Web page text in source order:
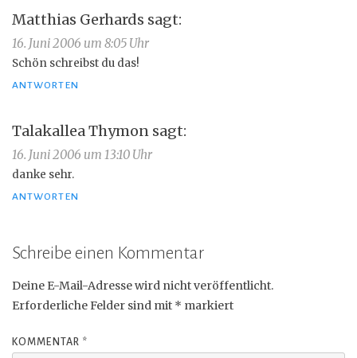
Matthias Gerhards sagt:
16. Juni 2006 um 8:05 Uhr
Schön schreibst du das!
ANTWORTEN
Talakallea Thymon sagt:
16. Juni 2006 um 13:10 Uhr
danke sehr.
ANTWORTEN
Schreibe einen Kommentar
Deine E-Mail-Adresse wird nicht veröffentlicht.
Erforderliche Felder sind mit * markiert
KOMMENTAR *